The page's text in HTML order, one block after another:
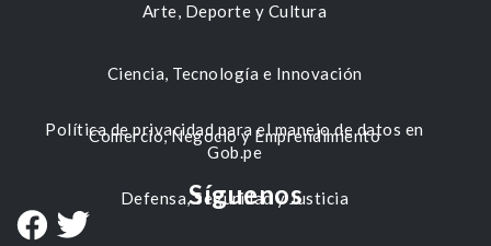
Arte, Deporte y Cultura
Ciencia, Tecnología e Innovación
Comercio, Negocio y Emprendimiento
Defensa, Seguridad y Justicia
Política de privacidad para el manejo de datos en
Gob.pe
Síguenos